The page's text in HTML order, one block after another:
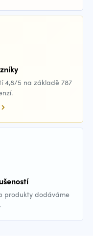
4,8/5 na základě 787
produkty dodáváme